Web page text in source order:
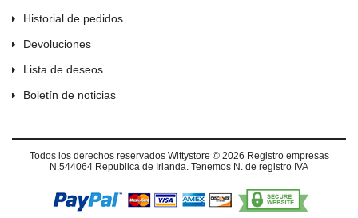
Historial de pedidos
Devoluciones
Lista de deseos
Boletín de noticias
Todos los derechos reservados Wittystore © 2026 Registro empresas
N.544064 Republica de Irlanda. Tenemos N. de registro IVA